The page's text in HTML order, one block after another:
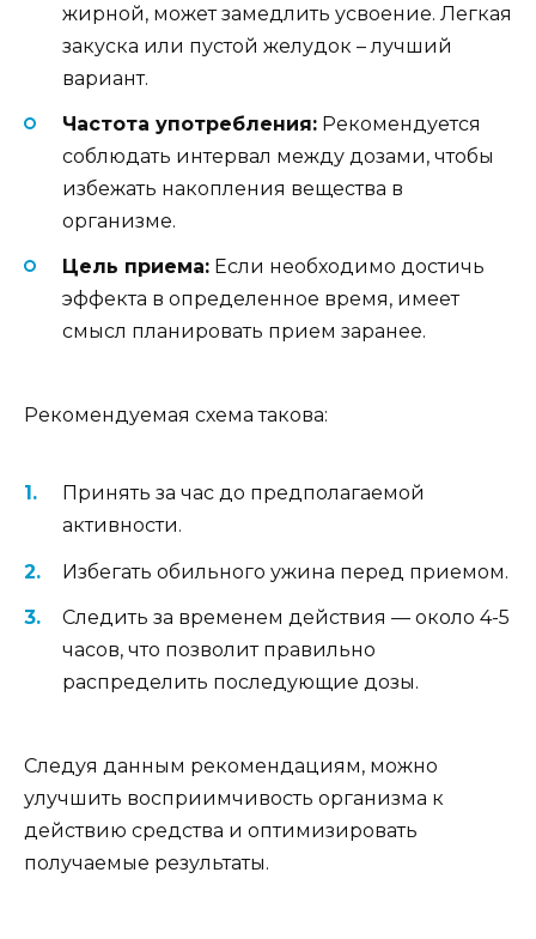
жирной, может замедлить усвоение. Легкая
закуска или пустой желудок – лучший
вариант.
Частота употребления: Рекомендуется
соблюдать интервал между дозами, чтобы
избежать накопления вещества в
организме.
Цель приема: Если необходимо достичь
эффекта в определенное время, имеет
смысл планировать прием заранее.
Рекомендуемая схема такова:
Принять за час до предполагаемой
активности.
Избегать обильного ужина перед приемом.
Следить за временем действия — около 4-5
часов, что позволит правильно
распределить последующие дозы.
Следуя данным рекомендациям, можно
улучшить восприимчивость организма к
действию средства и оптимизировать
получаемые результаты.